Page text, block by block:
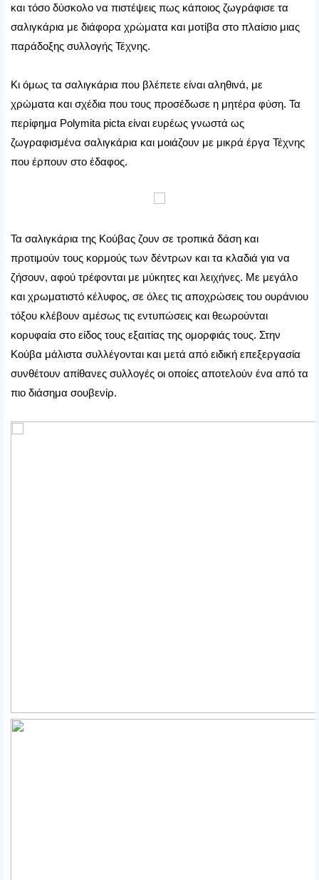
και τόσο δύσκολο να πιστέψεις πως κάποιος ζωγράφισε τα
σαλιγκάρια με διάφορα χρώματα και μοτίβα στο πλαίσιο μιας
παράδοξης συλλογής Τέχνης.
Κι όμως τα σαλιγκάρια που βλέπετε είναι αληθινά, με
χρώματα και σχέδια που τους προσέδωσε η μητέρα φύση. Τα
περίφημα Polymita picta είναι ευρέως γνωστά ως
ζωγραφισμένα σαλιγκάρια και μοιάζουν με μικρά έργα Τέχνης
που έρπουν στο έδαφος.
Τα σαλιγκάρια της Κούβας ζουν σε τροπικά δάση και
προτιμούν τους κορμούς των δέντρων και τα κλαδιά για να
ζήσουν, αφού τρέφονται με μύκητες και λειχήνες. Με μεγάλο
και χρωματιστό κέλυφος, σε όλες τις αποχρώσεις του ουράνιου
τόξου κλέβουν αμέσως τις εντυπώσεις και θεωρούνται
κορυφαία στο είδος τους εξαιτίας της ομορφιάς τους. Στην
Κούβα μάλιστα συλλέγονται και μετά από ειδική επεξεργασία
συνθέτουν απίθανες συλλογές οι οποίες αποτελούν ένα από τα
πιο διάσημα σουβενίρ.